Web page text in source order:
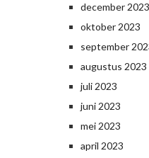
december 2023
oktober 2023
september
augustus 2023
juli 2023
juni 2023
mei 2023
april 2023